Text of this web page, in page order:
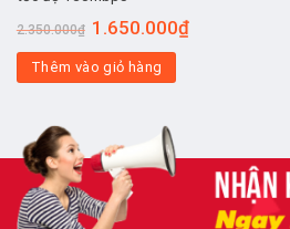
2.350.000₫ Giá
gốc
là:
2.350.000₫.
1.650.000₫Giá
Thêm vào giỏ hàng